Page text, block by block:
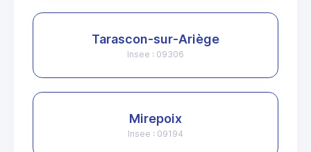
Tarascon-sur-Ariège
Insee : 09306
Mirepoix
Insee : 09194